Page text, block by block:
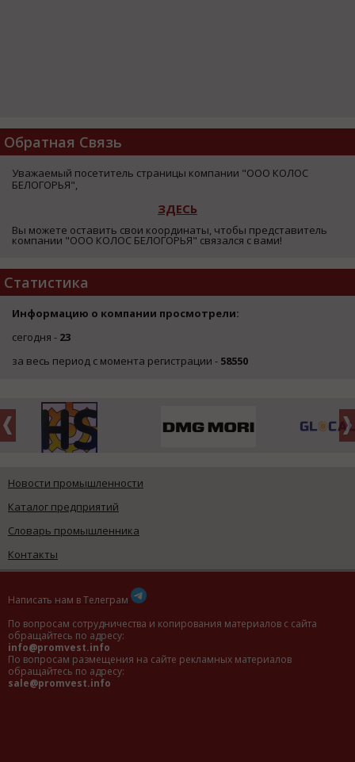
Обратная Связь
Уважаемый посетитель страницы компании "ООО КОЛОС
БЕЛОГОРЬЯ",
ЗДЕСЬ
Вы можете оставить свои координаты, чтобы представитель
компании "ООО КОЛОС БЕЛОГОРЬЯ" связался с вами!
Статистика
Информацию о компании просмотрели:
сегодня - 23
за весь период с момента регистрации - 58550
Новости промышленности
Каталог предприятий
Словарь промышленника
Контакты
Написать нам в Телеграм
По вопросам сотрудничества и копирования материалов с сайта
обращайтесь по адресу:
info@promvest.info
По вопросам размещения на сайте рекламных материалов
обращайтесь по адресу:
sale@promvest.info